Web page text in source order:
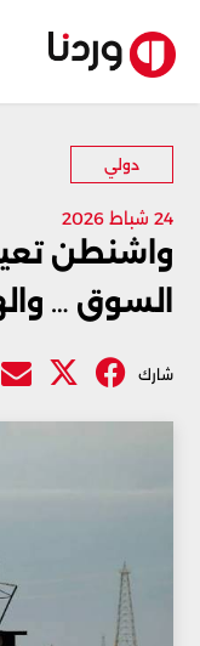
دولي
24 شباط 2026
واشنطن
السوق …
شارك